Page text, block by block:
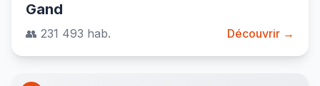
Gand
👥 231 493 hab. Découvrir →